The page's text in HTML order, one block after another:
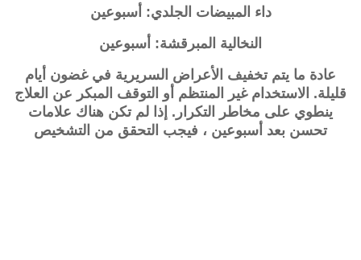
داء المبيضات الجلدي: أسبوعين
النخالية المبرقشة: أسبوعين
عادة ما يتم تخفيف الأعراض السريرية في غضون أيام
قليلة. الاستخدام غير المنتظم أو التوقف المبكر عن العلاج
ينطوي على مخاطر التكرار. إذا لم تكن هناك علامات
تحسن بعد أسبوعين ، فيجب التحقق من التشخيص